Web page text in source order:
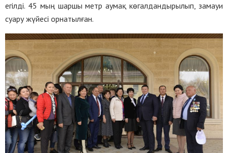
егілді. 45 мың шаршы метр аумақ көгалдандырылып, замауи
суару жүйесі орнатылған.